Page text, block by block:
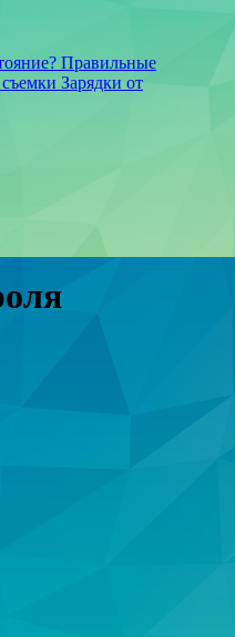
Правильные
Зарядки от